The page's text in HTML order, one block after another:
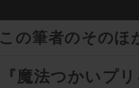
この筆者のそのほ
『魔法つかいプ